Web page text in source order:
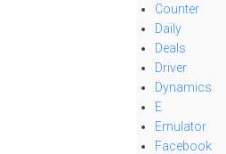
Counter
Daily
Deals
Driver
Dynamics
E
Emulator
Facebook